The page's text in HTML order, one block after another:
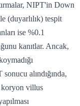
NIPT'in Down
(duyarlılık) tespit
ise %0.1
kanıtlar. Ancak,
alındığında,
koryon villus